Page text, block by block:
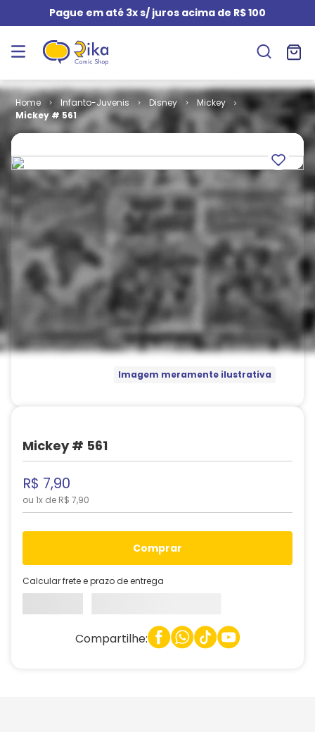
Pague em até 3x s/ juros acima de R$ 100
Infanto-Juvenis Disney
Mickey
Mickey # 561
Imagem meramente ilustrativa
Mickey # 561
R$ 7,90
ou 1x de R$ 7,90
comprar
Calcular frete e prazo de entrega
Compartilhe: